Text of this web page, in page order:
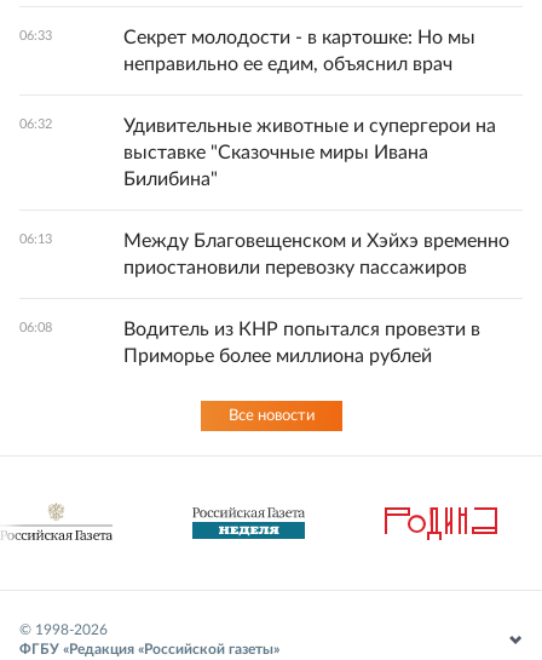
06:33
Секрет молодости - в картошке: Но мы
неправильно ее едим, объяснил врач
06:32
Удивительные животные и супергерои на
выставке "Сказочные миры Ивана
Билибина"
06:13
Между Благовещенском и Хэйхэ временно
приостановили перевозку пассажиров
06:08
Водитель из КНР попытался провезти в
Приморье более миллиона рублей
Все новости
© 1998-2026
ФГБУ «Редакция «Российской газеты»